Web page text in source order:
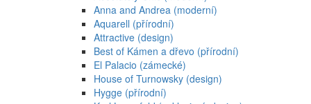
Anna and Andrea (moderní)
Aquarell (přírodní)
Attractive (design)
Best of Kámen a dřevo (přírodní)
El Palacio (zámecké)
House of Turnowsky (design)
Hygge (přírodní)